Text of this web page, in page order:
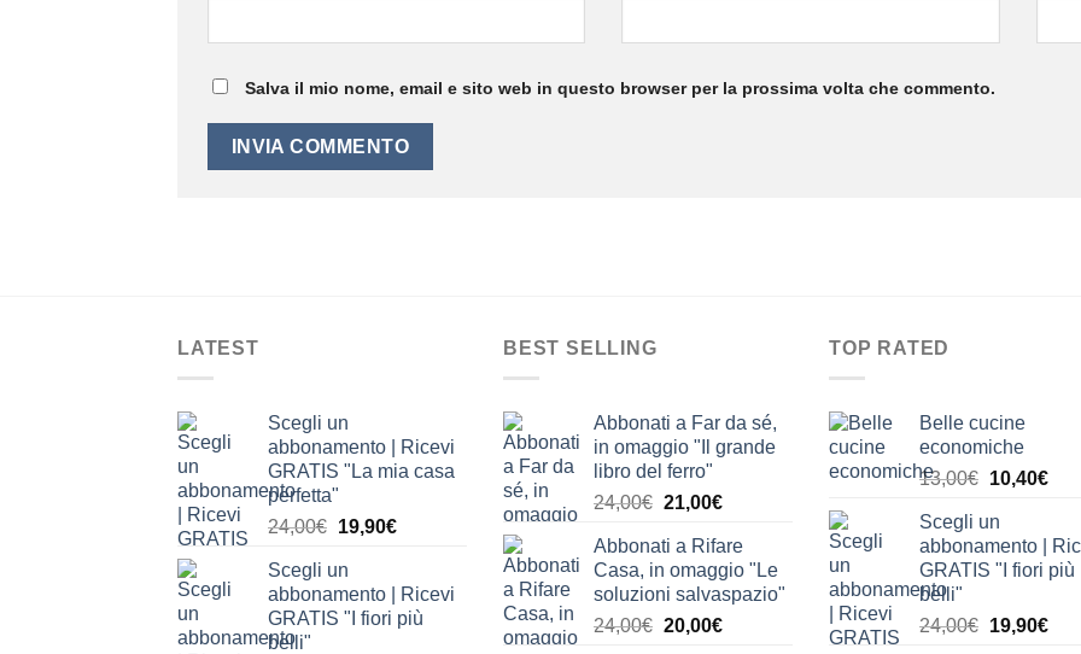
Salva il mio nome, email e sito web in questo browser per la prossima volta che commento.
LATEST
Scegli un
abbonamento | Ricevi
GRATIS "La mia casa
perfetta"
24,00€ Il
originale
era:
24,00€.
19,90€Il
è:
19,90€.
Scegli un
abbonamento | Ricevi
GRATIS "I fiori più
belli"
BEST SELLING
Abbonati a Far da sé,
in omaggio "Il grande
libro del ferro"
24,00€ Il
originale
era:
24,00€.
21,00€Il
attuale
è:
21,00€.
Abbonati a Rifare
Casa, in omaggio "Le
soluzioni salvaspazio"
24,00€ Il
20,00€Il
TOP RATED
Belle cucine
economiche
13,00€ Il
originale
era:
13,00€.
10,40€Il
è:
Scegli un
abbonamento |
GRATIS "I fiori più
belli"
24,00€ Il
19,90€Il